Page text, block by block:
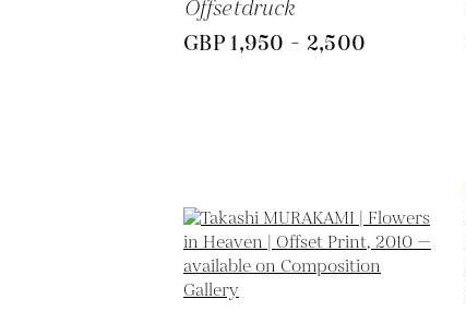
Offsetdruck
GBP 1,950 - 2,500